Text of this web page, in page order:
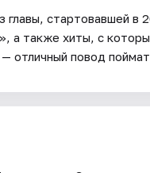
главы, стартовавшей
также хиты, с
отличный повод